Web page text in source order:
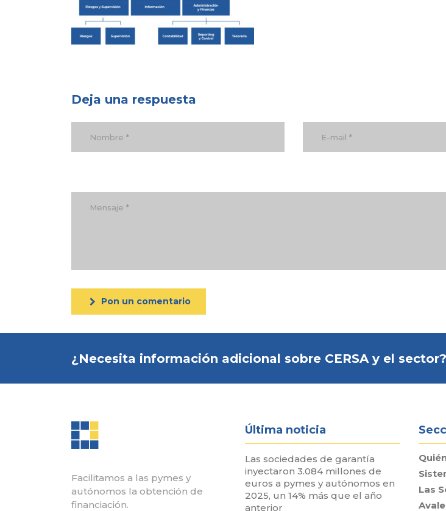
Deja una respuesta
Pon un comentario
¿Necesita información adicional sobre CERSA y el sector?
Facilitamos a las pymes y
autónomos la obtención de
financiación.
Última noticia
Las sociedades de garantía
inyectaron 3.084 millones de
euros a pymes y autónomos en
2025, un 14% más que el año
anterior
Las